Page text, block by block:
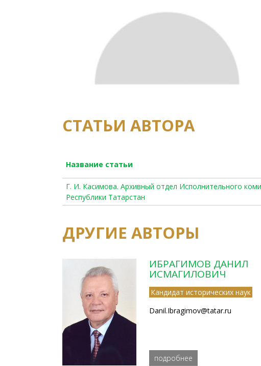
СТАТЬИ АВТОРА
Название статьи
Г. И. Касимова. Архивный отдел Исполнительного
Республики Татарстан
ДРУГИЕ АВТОРЫ
ИБРАГИМОВ ДАНИЛ
ИСМАГИЛОВИЧ
Кандидат исторических наук
Danil.Ibragimov@tatar.ru
подробнее